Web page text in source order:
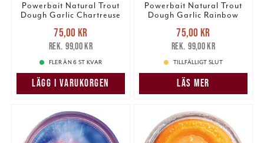
Powerbait Natural Trout
Dough Garlic Chartreuse
Nuvarande pris
75,00 krTidigare pris
99,00 kr
75,00 kr
99,00 kr
FLER ÄN 6 ST KVAR
LÄGG I VARUKORGEN
Powerbait Natural Trout
Dough Garlic Rainbow
Nuvarande pris
75,00 krTidigare pris
99,00 kr
75,00 kr
99,00 kr
TILLFÄLLIGT SLUT
LÄS MER